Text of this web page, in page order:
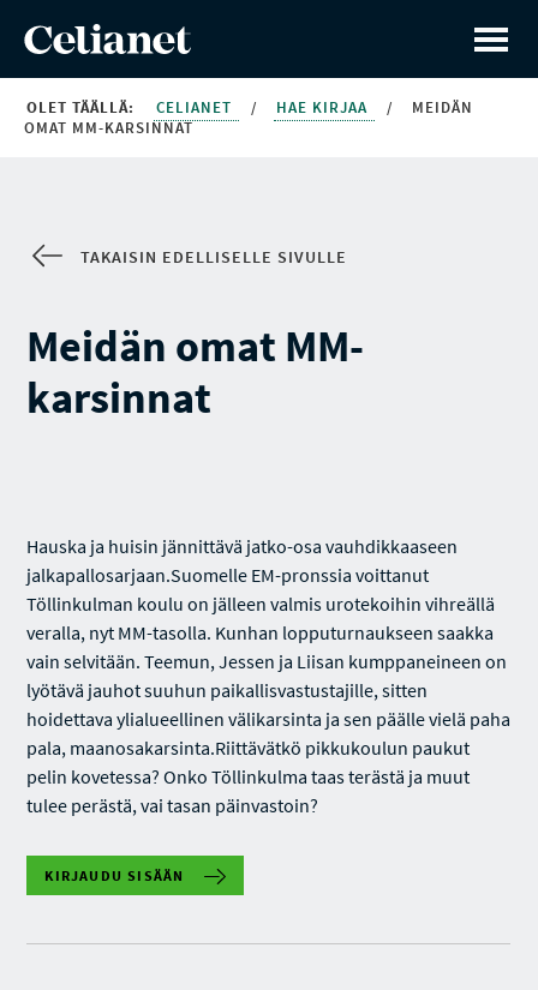
OLET TÄÄLLÄ: CELIANET / HAE KIRJAA /
MEIDÄN
OMAT MM-KARSINNAT
TAKAISIN EDELLISELLE SIVULLE
Meidän omat MM-
karsinnat
Hauska ja huisin jännittävä jatko-osa vauhdikkaaseen
jalkapallosarjaan.Suomelle EM-pronssia voittanut
Töllinkulman koulu on jälleen valmis urotekoihin vihreällä
veralla, nyt MM-tasolla. Kunhan lopputurnaukseen saakka
vain selvitään. Teemun, Jessen ja Liisan kumppaneineen on
lyötävä jauhot suuhun paikallisvastustajille, sitten
hoidettava ylialueellinen välikarsinta ja sen päälle vielä paha
pala, maanosakarsinta.Riittävätkö pikkukoulun paukut
pelin kovetessa? Onko Töllinkulma taas terästä ja muut
tulee perästä, vai tasan päinvastoin?
KIRJAUDU SISÄÄN